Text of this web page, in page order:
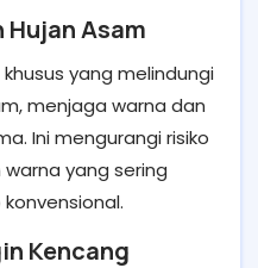
Hujan Asam
yang melindungi
menjaga warna dan
Ini mengurangi risiko
yang sering
Kencang